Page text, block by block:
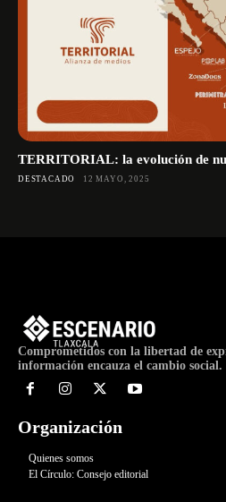
TERRITORIAL: la evolución de
DESTACADO 12 MAYO, 2025
Comprometidos con la libertad de
información encauza el cambio social.
Organización
Quienes somos
El Círculo: Consejo editorial